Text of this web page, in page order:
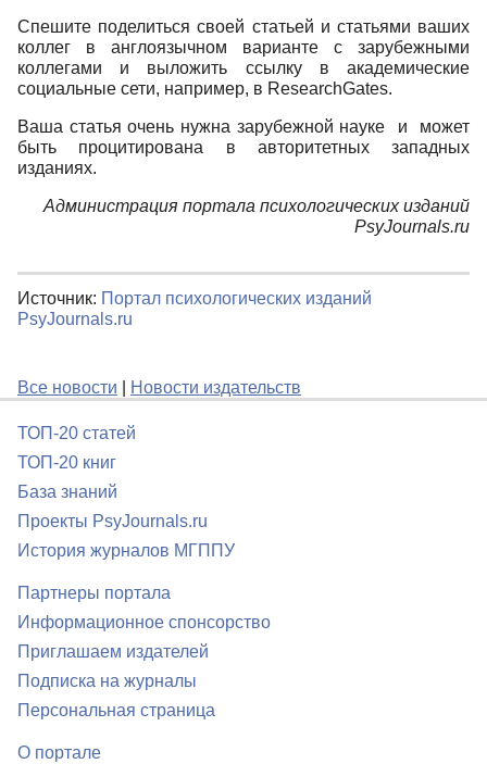
Спешите поделиться своей статьей и статьями ваших
коллег в англоязычном варианте с зарубежными
коллегами и выложить ссылку в академические
социальные сети, например, в ResearchGates.
Ваша статья очень нужна зарубежной науке и может
быть процитирована в авторитетных западных
изданиях.
Администрация портала психологических изданий
PsyJournals.ru
Источник: Портал психологических изданий
PsyJournals.ru
Все новости Новости издательств
ТОП-20 статей
ТОП-20 книг
База знаний
Проекты PsyJournals.ru
История журналов МГППУ
Партнеры портала
Информационное спонсорство
Приглашаем издателей
Подписка на журналы
Персональная страница
О портале